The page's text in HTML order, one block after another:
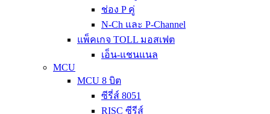
ช่อง P คู่
N-Ch และ P-Channel
แพ็คเกจ TOLL มอสเฟต
เอ็น-แชนแนล
MCU
MCU 8 บิต
ซีรี่ส์ 8051
RISC ซีรีส์